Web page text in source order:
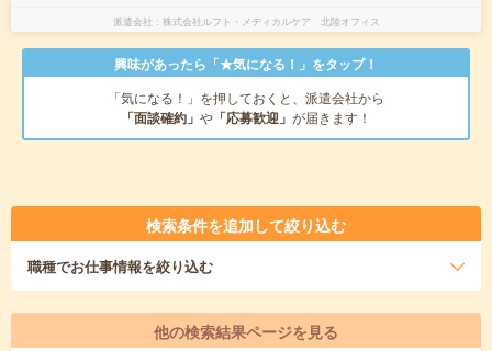
派遣会社 株式会社ルフト・メディカルケア 北陸オフィス
興味があったら「★気になる！」をタップ！
「気になる！」を押しておくと、派遣会社から
「面談確約」 や 「応募歓迎」 が届きます！
検索条件を追加して絞り込む
職種でお仕事情報を絞り込む
他の検索結果ページを見る